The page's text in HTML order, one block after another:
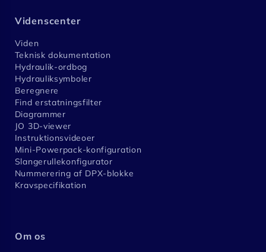
Videnscenter
Viden
Teknisk dokumentation
Hydraulik-ordbog
Hydrauliksymboler
Beregnere
Find erstatningsfilter
Diagrammer
JO 3D-viewer
Instruktionsvideoer
Mini-Powerpack-konfiguration
Slangerullekonfigurator
Nummerering af DPX-blokke
Kravspecifikation
Om os